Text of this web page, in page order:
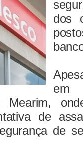
dos
em
de
de